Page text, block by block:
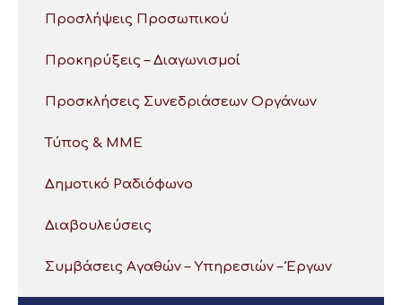
Προσλήψεις Προσωπικού
Προκηρύξεις – Διαγωνισμοί
Προσκλήσεις Συνεδριάσεων Οργάνων
Τύπος & ΜΜΕ
Δημοτικό Ραδιόφωνο
Διαβουλεύσεις
Συμβάσεις Αγαθών – Υπηρεσιών – Έργων